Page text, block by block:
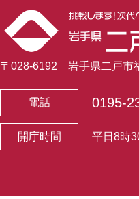
〒028-6192 岩手県二戸市
電話 0195-
開庁時間 平日8時